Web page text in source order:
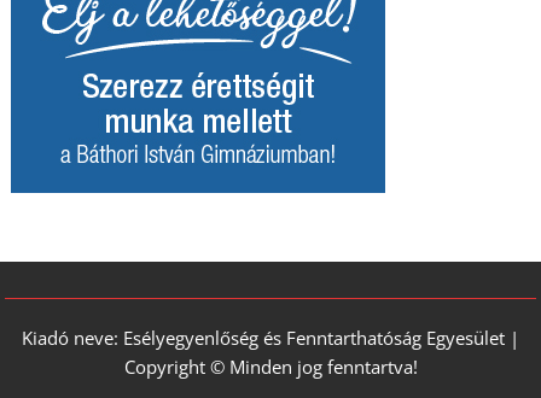
Kiadó neve: Esélyegyenlőség és Fenntarthatóság Egyesület |
Copyright © Minden jog fenntartva!